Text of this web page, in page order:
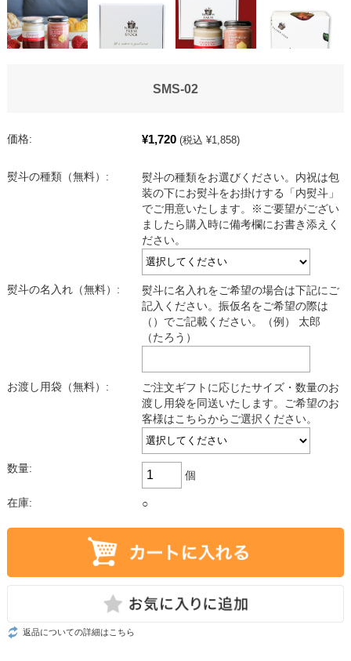
SMS-02
価格: ¥1,720 (税込 ¥1,858)
熨斗の種類（無料）:
熨斗の種類をお選びください。内祝は包
装の下にお熨斗をお掛けする「内熨斗」
でご用意いたします。※ご要望がござい
ましたら購入時に備考欄にお書き添えく
ださい。
熨斗の名入れ（無料）:
熨斗に名入れをご希望の場合は下記にご
記入ください。振仮名をご希望の際は
（）でご記載ください。（例） 太郎
（たろう）
お渡し用袋（無料）:
ご注文ギフトに応じたサイズ・数量のお
渡し用袋を同送いたします。ご希望のお
客様はこちらからご選択ください。
数量:
個
在庫: ○
返品についての詳細はこちら